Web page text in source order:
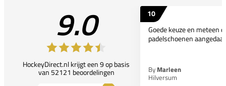
9.0
HockeyDirect.nl krijgt een 9 op basis
van 52121 beoordelingen
10
Goede keuze en meteen
padelschoenen
By Marleen
Hilversum